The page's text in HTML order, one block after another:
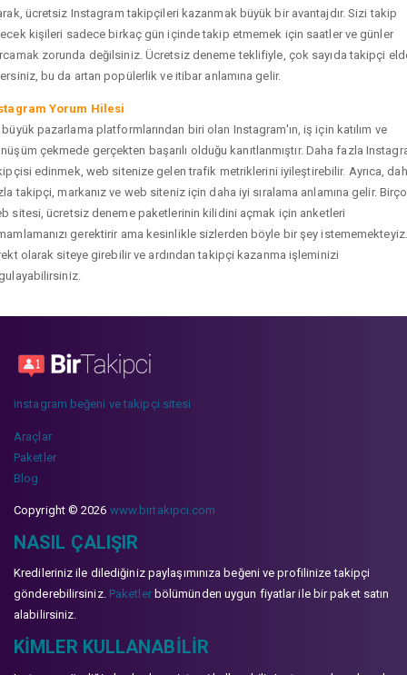
ücretsiz Instagram takipçileri kazanmak büyük bir avantajdır. Sizi takip
kişileri sadece birkaç gün içinde takip etmemek için saatler ve günler
zorunda değilsiniz. Ücretsiz deneme teklifiyle, çok sayıda takipçi
bu da artan popülerlik ve itibar anlamına gelir.
Yorum Hilesi
büyük pazarlama platformlarından biri olan Instagram'ın, iş için katılım ve
çekmede gerçekten başarılı olduğu kanıtlanmıştır. Daha fazla
edinmek, web sitenize gelen trafik metriklerini iyileştirebilir. Ayrıca,
takipçi, markanız ve web siteniz için daha iyi sıralama anlamına gelir.
sitesi, ücretsiz deneme paketlerinin kilidini açmak için anketleri
gerektirir ama kesinlikle sizlerden böyle bir şey istememekteyiz.
olarak siteye girebilir ve ardından takipçi kazanma işleminizi
instagram beğeni ve takipçi sitesi
Araçlar
Paketler
Blog
Copyright © 2026 www.birtakipci.com
NASIL ÇALIŞIR
Kredileriniz ile dilediğiniz paylaşımınıza beğeni ve profilinize takipçi
gönderebilirsiniz. Paketlerbölümünden uygun fiyatlar ile bir paket satın
alabilirsiniz.
KIMLER KULLANABILIR